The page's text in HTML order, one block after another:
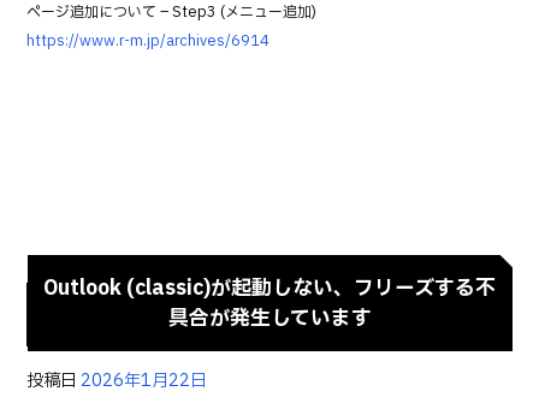
ページ追加について – Step3 (メニュー追加)
https://www.r-m.jp/archives/6914
Outlook (classic)が起動しない、フリーズする不
具合が発生しています
投稿日 2026年1月22日